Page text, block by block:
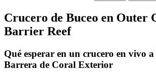
Crucero de Buceo en Outer
Barrier Reef
Qué esperar en un crucero en vivo
Barrera de Coral Exterior